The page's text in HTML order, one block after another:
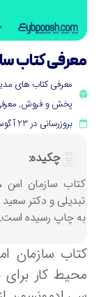
کتاب
معرفی کتاب های
پخش و فروش,معرفی
بروزرسانی در 23 آگوست 2025
چکیده:
سازمان امن ،
و دکتر سعید
چاپ رسیده است.
سازمان امن،
کار برای